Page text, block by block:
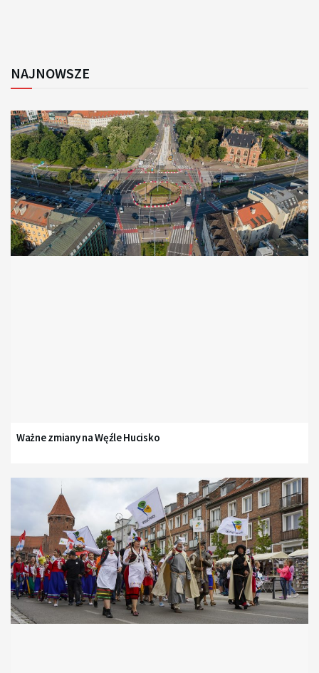
NAJNOWSZE
Ważne zmiany na Węźle Hucisko